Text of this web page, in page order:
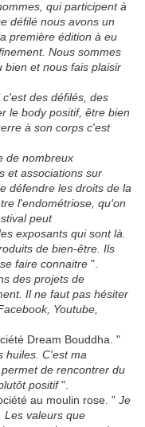
qui participent à
défilé nous avons un
première édition à eu
Nous sommes
bien et nous fais plaisir
c'est des défilés, des
le body positif, être bien
à son corps c'est
de nombreux
et associations sur
défendre les droits de la
l'endométriose, qu'on
peut
exposants qui sont là.
de bien-être. Ils
faire connaitre ".
des projets de
Il ne faut pas hésiter
Youtube,
Dream Bouddha. "
huiles. C'est ma
de rencontrer du
positif".
au moulin rose. " Je
Les valeurs que